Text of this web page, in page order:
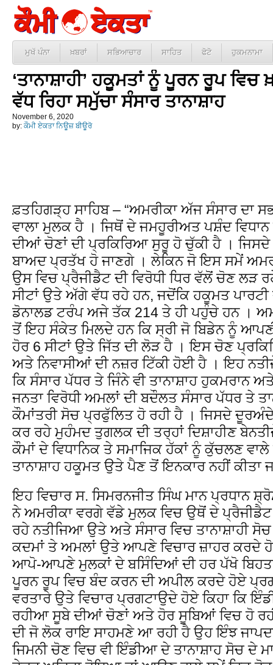
ਮੁਖੱ ਪੰਨਾ ਖ਼ਬਰਾਂ ਸਭਿਆਚਾਰ ਸਾਹਿਤ ਫੋਟੋ ਹੁਕਮਨਾਮਾ
‘ਤਾਨਾਸ਼ਾਹੀ’ ਹਕੂਮਤਾਂ ਨੂੰ ਪੂਰਨ ਰੂਪ
ਵੱਧ ਰਿਹਾ ਸਮੁੱਚਾ ਸੰਸਾਰ ਤਾਨਾਸ਼ਾਹ
November 6, 2020
by: ਕੌਮੀ ਏਕਤਾ ਨਿਊਜ਼ ਬੀਊਰੋ
ਫ਼ਤਹਿਗੜ੍ਹ ਸਾਹਿਬ – “ਅਮਰੀਕਾ ਅੱਜ ਸੰਸਾਰ ਦਾ
ਵਾਲਾ ਮੁਲਕ ਹੈ । ਜਿਥੋਂ ਦੇ ਜਮਹੂਰੀਅਤ ਪਸ਼ੰਦ
ਦੀਆਂ ਚੋਣਾਂ ਦੀ ਪ੍ਰਕਿਰਿਆ ਸੁਰੂ ਹੋ ਚੁੱਕੀ ਹੈ ।
ਬਾਅਦ ਪ੍ਰਤੱਖ ਹੋ ਜਾਣਗੇ । ਲੇਕਿਨ ਜੋ ਇਸ ਸਮੇਂ
ਉਸ ਵਿਚ ਪ੍ਰੈਜੀਡੈਟ ਦੀ ਵਿਰੋਧੀ ਧਿਰ ਵੱਲੋਂ ਚੋਣ ਲੜ
ਸੀਟਾਂ ਉਤੇ ਅੱਗੇ ਵੱਧ ਰਹੇ ਹਨ, ਜਦੋਂਕਿ ਹਕੂਮਤ ਪਾਰਟੀ
ਡੋਨਾਲਡ ਟਰੰਪ ਅਜੇ ਤੱਕ 214 ਤੇ ਹੀ ਪਹੁੰਚੇ ਹਨ ।
ਤੋਂ ਇਹ ਸੰਕੇਤ ਮਿਲਦੇ ਹਨ ਕਿ ਸ੍ਰੀ ਜੋ ਬਿਡੇਨ ਨੂੰ
ਹੋਰ 6 ਸੀਟਾਂ ਉਤੇ ਜਿੱਤ ਦੀ ਲੋੜ ਹੈ । ਇਸ ਚੋਣ
ਅਤੇ ਨਿਵਾਸੀਆਂ ਦੀ ਨਜ਼ਰ ਟਿੱਕੀ ਹੋਈ ਹੈ । ਇਹ
ਕਿ ਸੰਸਾਰ ਪੱਧਰ ਤੇ ਜਿੰਨੇ ਵੀ ਤਾਨਾਸ਼ਾਹ ਹੁਕਮਰਾਨ
ਜਨਤਾ ਵਿਰੋਧੀ ਅਮਲਾਂ ਦੀ ਬਦੌਲਤ ਸੰਸਾਰ ਪੱਧਰ ਤੇ
ਕੌਮਾਂਤਰੀ ਸੋਚ ਪ੍ਰਫੁੱਲਿਤ ਹੋ ਰਹੀ ਹੈ । ਜਿਸਦੇ
ਕਰ ਰਹੇ ਮੁਹੰਮਦ ਤੁਗਲਕ ਦੀ ਤਰ੍ਹਾਂ ਦਿਸ਼ਾਹੀਣ
ਕੌਮਾਂ ਦੇ ਵਿਧਾਨਿਕ ਤੇ ਸਮਾਜਿਕ ਹੱਕਾਂ ਨੂੰ ਕੁੱਚਲਣ
ਤਾਨਾਸ਼ਾਹ ਹਕੂਮਤ ਉਤੇ ਪੈਣ ਤੋਂ ਇਨਕਾਰ ਨਹੀਂ ਕੀਤਾ
ਇਹ ਵਿਚਾਰ ਸ. ਸਿਮਰਨਜੀਤ ਸਿੰਘ ਮਾਨ ਪ੍ਰਧਾਨ
ਨੇ ਅਮਰੀਕਾ ਵਰਗੇ ਵੱਡੇ ਮੁਲਕ ਵਿਚ ਉਥੋਂ ਦੇ
ਰਹੇ ਨਤੀਜਿਆ ਉਤੇ ਅਤੇ ਸੰਸਾਰ ਵਿਚ ਤਾਨਾਸ਼ਾਹੀ
ਕਦਮਾਂ ਤੇ ਅਮਲਾਂ ਉਤੇ ਆਪਣੇ ਵਿਚਾਰ ਜ਼ਾਹਰ ਕਰਦੇ
ਆਪੋ-ਆਪਣੇ ਮੁਲਕਾਂ ਦੇ ਬਸਿੰਦਿਆਂ ਦੀ ਹਰ ਪੱਖੋ
ਪੂਰਨ ਰੂਪ ਵਿਚ ਬੰਦ ਕਰਨ ਦੀ ਅਪੀਲ ਕਰਦੇ ਹੋਏ
ਵਰਤਾਰੇ ਉਤੇ ਵਿਚਾਰ ਪ੍ਰਗਟਾਉਦੇ ਹੋਏ ਕਿਹਾ ਕਿ
ਰਹੀਆ ਸੂਬੇ ਦੀਆਂ ਚੋਣਾਂ ਅਤੇ ਹੋਰ ਸੂਬਿਆਂ ਵਿਚ ਹੋ
ਦੀ ਜੋ ਲੋਕ ਰਾਇ ਸਾਹਮਣੇ ਆ ਰਹੀ ਹੈ ਉਹ ਇੰਝ
ਜਿਮਨੀ ਚੋਣ ਵਿਚ ਵੀ ਇੰਡੀਆ ਦੇ ਤਾਨਾਸ਼ਾਹ ਸੋਚ ਦੇ